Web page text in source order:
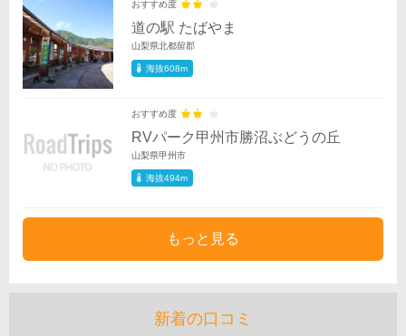
おすすめ度
道の駅 たばやま
山梨県北都留郡
海抜608m
おすすめ度
RVパーク甲州市勝沼ぶどうの丘
山梨県甲州市
海抜494m
もっと見る
新着の口コミ